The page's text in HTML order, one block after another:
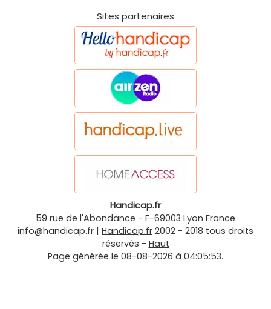
Sites partenaires
Handicap.fr
59 rue de l'Abondance - F-69003 Lyon France
info@handicap.fr | Handicap.fr 2002 - 2018 tous droits
réservés - Haut
Page générée le 08-08-2026 à 04:05:53.